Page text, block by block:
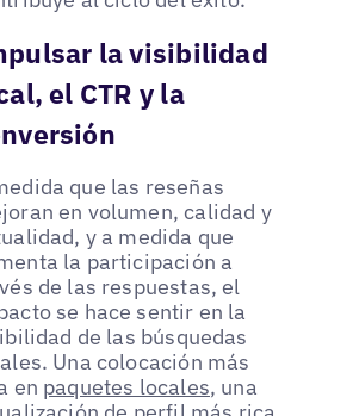
la visibilidad
el CTR y la
que las reseñas
en volumen, calidad y
y a medida que
la participación a
de las respuestas, el
se hace sentir en la
de las búsquedas
Una colocación más
en paquetes locales, una